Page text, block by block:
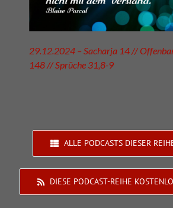
29.12.2024 – Sacharja 14 //
148 // Sprüche 31,8-9
ALLE PODCASTS DIESER
DIESE PODCAST-REIHE